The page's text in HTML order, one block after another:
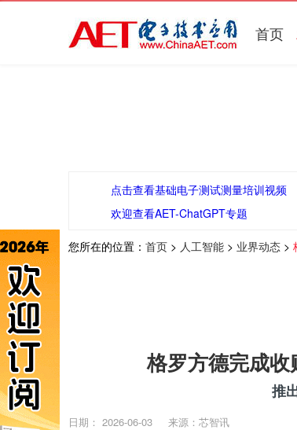
首页
点击查看基础电子测试测量培训视频
欢迎查看AET-ChatGPT专题
您所在的位置： 首页 > 人工智能 > 业界动态 >
格罗方德完成
推
日期： 2026-06-03 来源：芯智讯